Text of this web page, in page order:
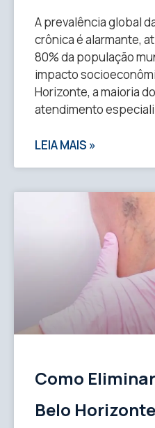
A prevalência global
crônica é alarmante,
80% da população
impacto
Horizonte, a maioria
atendimento
LEIA MAIS »
Como
Belo